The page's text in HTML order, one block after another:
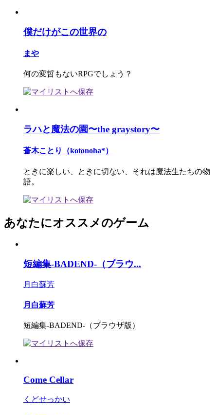
僕だけがこの世界の
まや
何の変哲もないRPGでしょう？
ラハと魔法の園〜the graystory〜
蒼木ことり（kotonoha*）
ときに楽しい、ときに切ない、それは魔法生たちの物
語。
あなたにオススメのゲーム
短編集-BADEND-（ブラウ...
月白蘇芳
月白蘇芳
短編集-BADEND-（ブラウザ版）
Come Cellar
くどせっかい